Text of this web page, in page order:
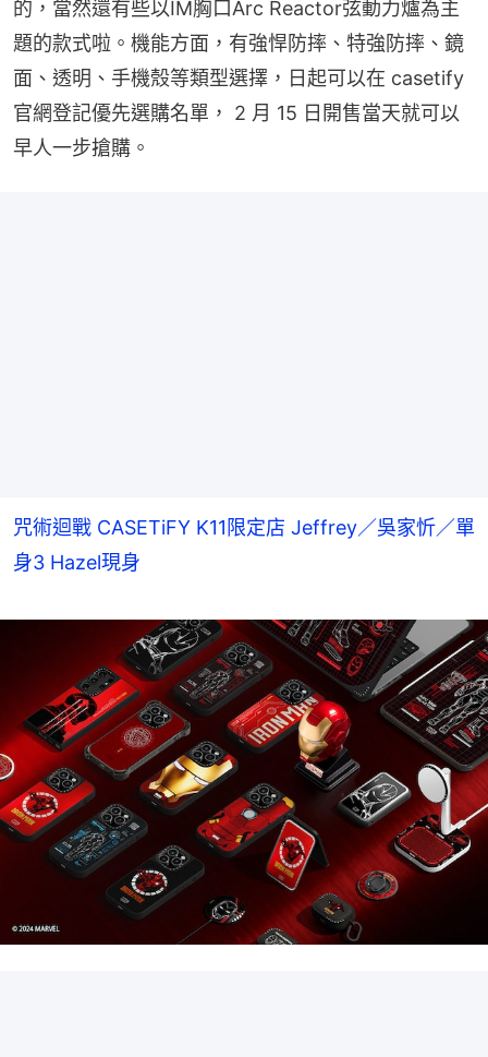
的，當然還有些以IM胸口Arc Reactor弦動力爐為主
題的款式啦。機能方面，有強悍防摔、特強防摔、鏡
面、透明、手機殼等類型選擇，日起可以在 casetify
官網登記優先選購名單， 2 月 15 日開售當天就可以
早人一步搶購。
咒術迴戰 CASETiFY K11限定店 Jeffrey／吳家忻／單
身3 Hazel現身